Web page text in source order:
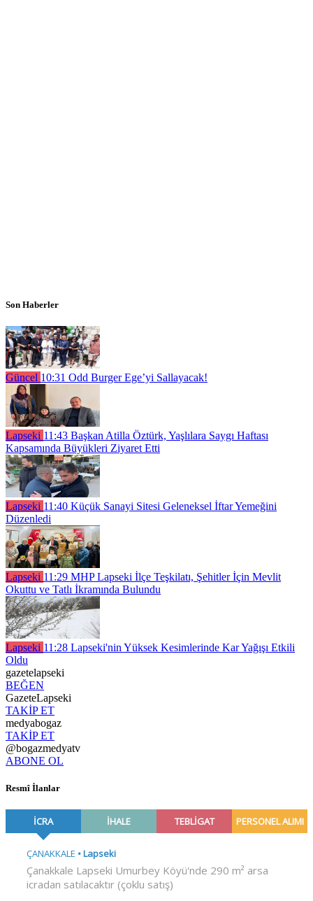
Son Haberler
Güncel 10:31 Odd Burger Ege’yi Sallayacak!
Lapseki 11:43 Başkan Atilla Öztürk, Yaşlılara Saygı Haftası
Kapsamında Büyükleri Ziyaret Etti
Lapseki 11:40 Küçük Sanayi Sitesi Geleneksel İftar Yemeğini
Düzenledi
Lapseki 11:29 MHP Lapseki İlçe Teşkilatı, Şehitler İçin Mevlit
Okuttu ve Tatlı İkramında Bulundu
Lapseki 11:28 Lapseki'nin Yüksek Kesimlerinde Kar Yağışı Etkili
Oldu
gazetelapseki
BEĞEN
GazeteLapseki
TAKİP ET
medyabogaz
TAKİP ET
@bogazmedyatv
ABONE OL
Resmî İlanlar